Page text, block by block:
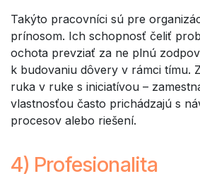
Takýto pracovníci sú pre
prínosom. Ich schopnosť čeliť
ochota prevziať za ne plnú
k budovaniu dôvery v rámci tímu.
ruka v ruke s iniciatívou –
vlastnosťou často prichádzajú s
procesov alebo riešení.
4) Profesionalita